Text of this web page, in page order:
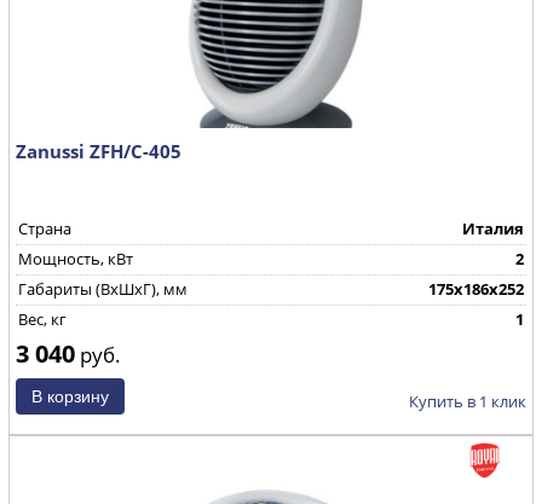
Zanussi ZFH/C-405
Страна
Италия
Мощность, кВт
2
Габариты (ВхШхГ), мм
175x186x252
Вес, кг
1
3 040 руб.
Купить в 1 клик